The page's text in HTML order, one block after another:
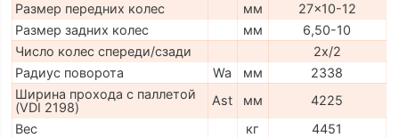
Размер передних колес
мм
27x10-12
Размер задних колес
мм
6,50-10
Число колес спереди/сзади
2x/2
Радиус поворота
Wa мм
2338
Ширина прохода с паллетой
(VDI 2198)
Ast мм
4225
Вес
кг 4451